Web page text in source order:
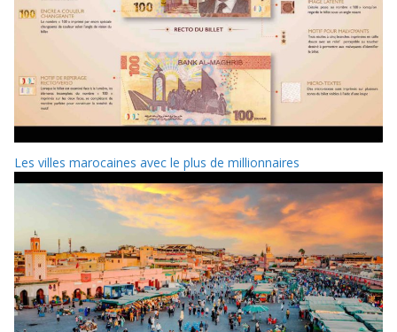
Les villes marocaines avec le plus de millionnaires